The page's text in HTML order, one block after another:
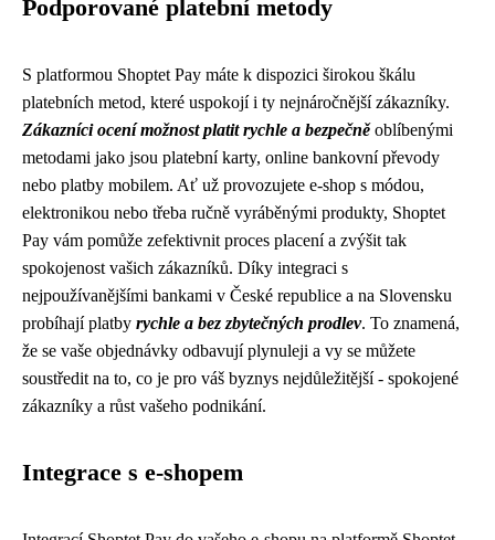
Podporované platební metody
S platformou Shoptet Pay máte k dispozici širokou škálu
platebních metod, které uspokojí i ty nejnáročnější zákazníky.
Zákazníci ocení možnost platit rychle a bezpečně oblíbenými
metodami jako jsou platební karty, online bankovní převody
nebo platby mobilem. Ať už provozujete e-shop s módou,
elektronikou nebo třeba ručně vyráběnými produkty, Shoptet
Pay vám pomůže zefektivnit proces placení a zvýšit tak
spokojenost vašich zákazníků. Díky integraci s
nejpoužívanějšími bankami v České republice a na Slovensku
probíhají platby rychle a bez zbytečných prodlev. To znamená,
že se vaše objednávky odbavují plynuleji a vy se můžete
soustředit na to, co je pro váš byznys nejdůležitější - spokojené
zákazníky a růst vašeho podnikání.
Integrace s e-shopem